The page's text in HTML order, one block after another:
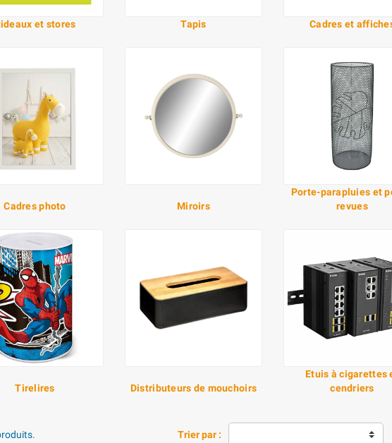
et stores Tapis Cadres et
Cadres photo Miroirs
Porte-parapluies et
revues
Tirelires Distributeurs de mouchoirs
Etuis à cigarettes
cendriers
Trier par :